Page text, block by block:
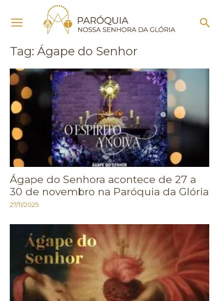
Ágape do Senhor
Tag: Ágape do Senhor
Ágape do Senhora acontece de 27 a
30 de novembro na Paróquia da Glória
27/11/2025